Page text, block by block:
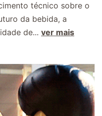
técnico sobre o
da bebida, a
de... ver mais